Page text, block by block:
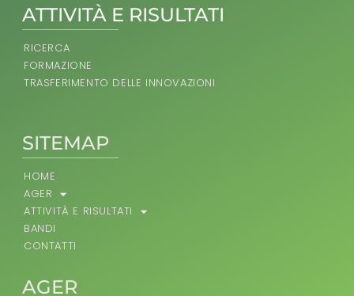
AGER
ATTIVITÀ E RISULTATI
RICERCA
FORMAZIONE
TRASFERIMENTO DELLE INNOVAZIONI
SITEMAP
HOME
AGER
ATTIVITÀ E RISULTATI
BANDI
CONTATTI